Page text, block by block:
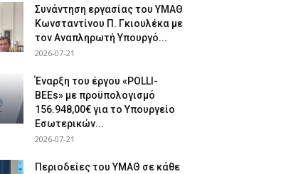
Συνάντηση εργασίας του ΥΜΑΘ
Κωνσταντίνου Π. Γκιουλέκα με
τον Αναπληρωτή Υπουργό...
2026-07-21
Έναρξη του έργου «POLLI-
BEEs» με προϋπολογισμό
156.948,00€ για το Υπουργείο
Εσωτερικών...
2026-07-21
Περιοδείες του ΥΜΑΘ σε κάθε